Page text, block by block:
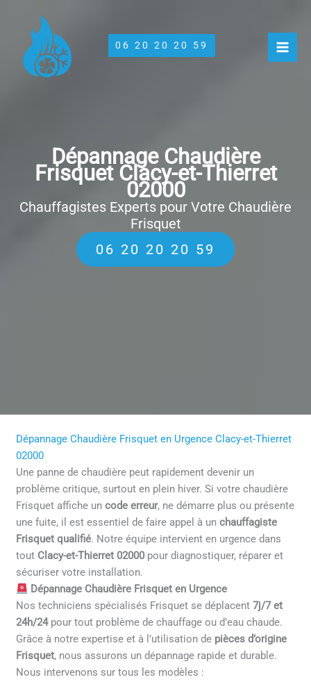
contenu
06 20 20 20 59
Dépannage Chaudière
Frisquet Clacy-et-Thierret
02000
Chauffagistes Experts pour Votre Chaudière
Frisquet
06 20 20 20 59
Dépannage Chaudière Frisquet en Urgence Clacy-et-Thierret
02000
Une panne de chaudière peut rapidement devenir un
problème critique, surtout en plein hiver. Si votre chaudière
Frisquet affiche uncode erreur, ne démarre plus ou présente
une fuite, il est essentiel de faire appel à unchauffagiste
Frisquet qualifié. Notre équipe intervient en urgence dans
tout Clacy-et-Thierret 02000 pour diagnostiquer, réparer et
sécuriser votre installation.
Dépannage Chaudière Frisquet en Urgence
Nos techniciens spécialisés Frisquet se déplacent7j/7 et
24h/24pour tout problème de chauffage ou d’eau chaude.
Grâce à notre expertise et à l’utilisation de pièces d’origine
Frisquet, nous assurons un dépannage rapide et durable.
Nous intervenons sur tous les modèles :